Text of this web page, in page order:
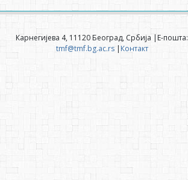
Карнегијева 4, 11120 Београд, Србија |Е-пошта:
tmf@tmf.bg.ac.rs| Контакт